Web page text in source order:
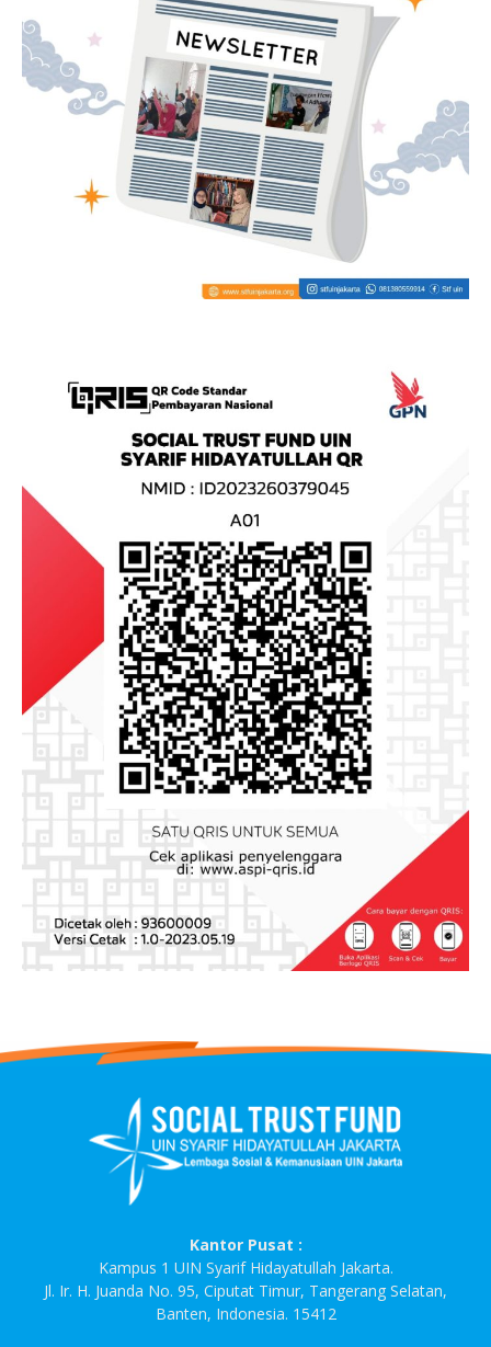
Kantor Pusat :
Kampus 1 UIN Syarif Hidayatullah Jakarta.
Jl. Ir. H. Juanda No. 95, Ciputat Timur, Tangerang Selatan,
Banten, Indonesia. 15412